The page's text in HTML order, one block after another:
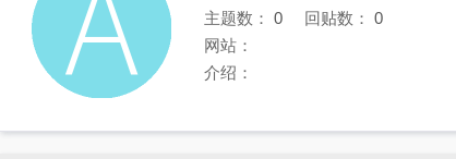
主题数： 0 回贴数： 0
网站：
介绍：